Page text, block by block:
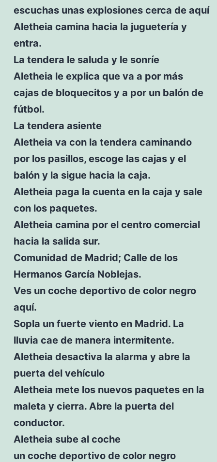
escuchas unas explosiones cerca de aquí
Aletheia camina hacia la juguetería y
entra.
La tendera le saluda y le sonríe
Aletheia le explica que va a por más
cajas de bloquecitos y a por un balón de
fútbol.
La tendera asiente
Aletheia va con la tendera caminando
por los pasillos, escoge las cajas y el
balón y la sigue hacia la caja.
Aletheia paga la cuenta en la caja y sale
con los paquetes.
Aletheia camina por el centro comercial
hacia la salida sur.
Comunidad de Madrid; Calle de los
Hermanos García Noblejas.
Ves un coche deportivo de color negro
aquí.
Sopla un fuerte viento en Madrid. La
lluvia cae de manera intermitente.
Aletheia desactiva la alarma y abre la
puerta del vehículo
Aletheia mete los nuevos paquetes en la
maleta y cierra. Abre la puerta del
conductor.
Aletheia sube al coche
un coche deportivo de color negro